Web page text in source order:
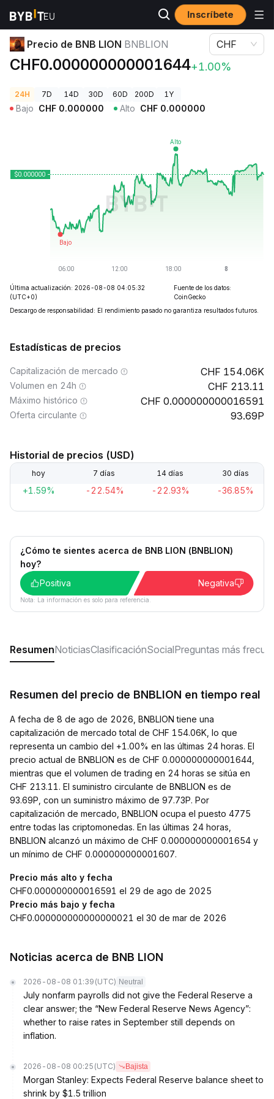
Inscríbete
Precios de Criptomonedas Precio de BNB LION BNBLION
Precio de BNB LION BNBLION
CHF0.000000000001644+1.00%
CHF
24H 7D 14D 30D 60D 200D 1Y
Bajo CHF 0.000000 Alto CHF 0.000000
Última actualización: 2026-08-08 04:05:32
(UTC+0)
Fuente de los datos:
CoinGecko
Descargo de responsabilidad: El rendimiento pasado no garantiza resultados futuros.
Estadísticas de precios
Capitalización de mercado 154.06K
Volumen en 24h 213.11
Máximo histórico 0.000000000016591
Oferta circulante 93.69P
Historial de precios (USD)
hoy 7 días 14 días 30 días
+1.59% -22.54% -22.93% -36.85%
¿Cómo te sientes acerca de BNB LION (BNBLION)
hoy?
Positiva
Negativa
Nota: La información es solo para referencia.
ResumenNoticiasClasificaciónSocialPreguntas más
Resumen del precio de BNBLION en tiempo real
A fecha de 8 de ago de 2026, BNBLION tiene una
capitalización de mercado total de CHF 154.06K, lo que
representa un cambio del +1.00% en las últimas 24 horas. El
precio actual de BNBLION es de CHF 0.000000000001644,
mientras que el volumen de trading en 24 horas se sitúa en
CHF 213.11. El suministro circulante de BNBLION es de
93.69P, con un suministro máximo de 97.73P. Por
capitalización de mercado, BNBLION ocupa el puesto 4775
entre todas las criptomonedas. En las últimas 24 horas,
BNBLION alcanzó un máximo de CHF 0.000000000001654 y
un mínimo de CHF 0.000000000001607.
Precio más alto y fecha
CHF0.000000000016591 el 29 de ago de 2025
Precio más bajo y fecha
CHF0.000000000000000021 el 30 de mar de 2026
Noticias acerca de BNB LION
2026-08-08 01:39 (UTC) Neutral
July nonfarm payrolls did not give the Federal Reserve a
clear answer; the “New Federal Reserve News Agency”:
whether to raise rates in September still depends on
inflation.
2026-08-08 00:25 (UTC) Bajista
Morgan Stanley: Expects Federal Reserve balance sheet to
shrink by $1.5 trillion